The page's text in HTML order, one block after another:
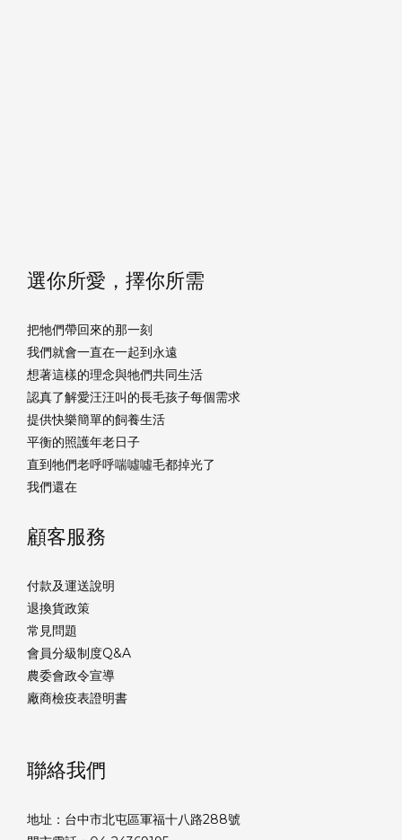
選你所愛，擇你所需
把牠們帶回來的那一刻
我們就會一直在一起到永遠
想著這樣的理念與牠們共同生活
認真了解愛汪汪叫的長毛孩子每個需求
提供快樂簡單的飼養生活
平衡的照護年老日子
直到牠們老呼呼喘噓噓毛都掉光了
我們還在
顧客服務
付款及運送說明
退換貨政策
常見問題
會員分級制度Q&A
農委會政令宣導
廠商檢疫表證明書
聯絡我們
地址：台中市北屯區軍福十八路288號